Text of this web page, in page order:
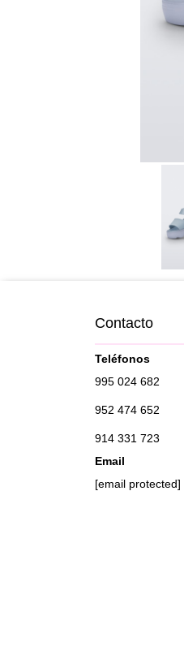
Contacto
Teléfonos
995 024 682
952 474 652
914 331 723
Email
[email protected]